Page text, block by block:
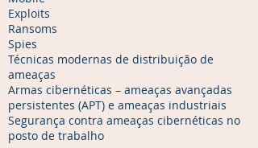
Exploits
Ransoms
Spies
Técnicas modernas de distribuição de
ameaças
Armas cibernéticas – ameaças avançadas
persistentes (APT) e ameaças industriais
Segurança contra ameaças cibernéticas no
posto de trabalho